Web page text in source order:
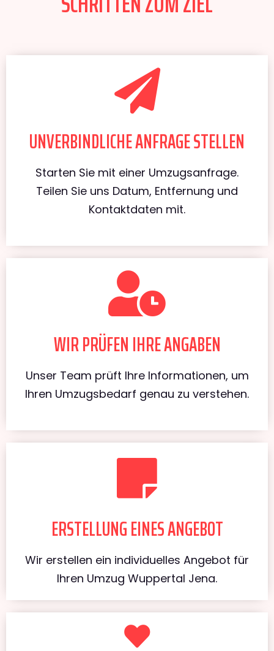
UNVERBINDLICHE ANFRAGE STELLEN
Starten Sie mit einer Umzugsanfrage.
Teilen Sie uns Datum, Entfernung und
Kontaktdaten mit.
WIR PRÜFEN IHRE ANGABEN
Unser Team prüft Ihre Informationen, um
Ihren Umzugsbedarf genau zu verstehen.
ERSTELLUNG EINES ANGEBOT
Wir erstellen ein individuelles Angebot für
Ihren Umzug Wuppertal Jena.